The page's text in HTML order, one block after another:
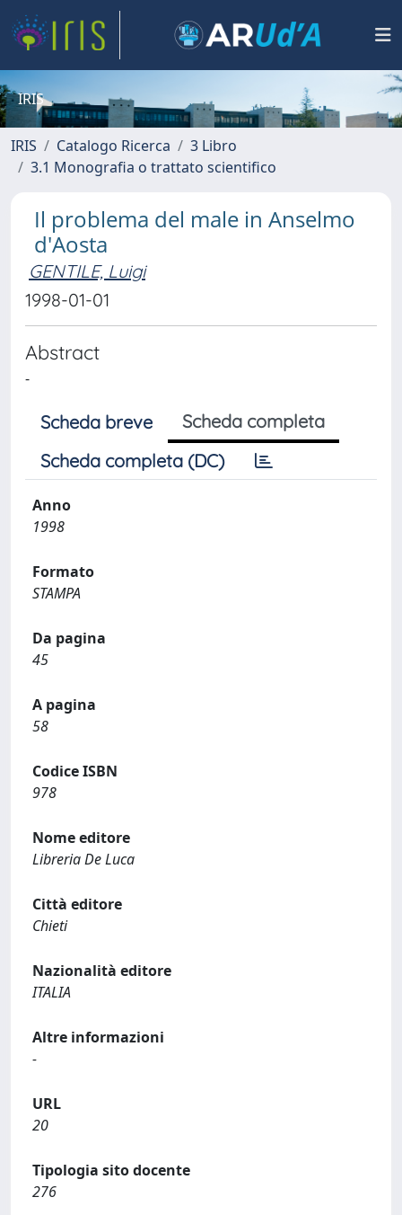
IRIS
IRIS Catalogo Ricerca
3 Libro
3.1 Monografia o trattato scientifico
Il problema del male in Anselmo
d'Aosta
GENTILE, Luigi
1998-01-01
Abstract
-
Scheda breve
Scheda completa
Scheda completa (DC)
Anno
1998
Formato
STAMPA
Da pagina
45
A pagina
58
Codice ISBN
978
Nome editore
Libreria De Luca
Città editore
Chieti
Nazionalità editore
ITALIA
Altre informazioni
-
URL
20
Tipologia sito docente
276